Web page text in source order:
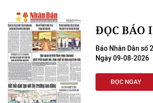
ĐỌC BÁO
Báo Nhân Dân số
Ngày 09-08-2026
ĐỌC NGAY